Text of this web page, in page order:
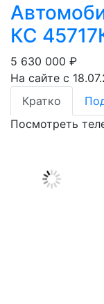
КС
5 630 000 ₽
На сайте с
Кратко
Посмотреть